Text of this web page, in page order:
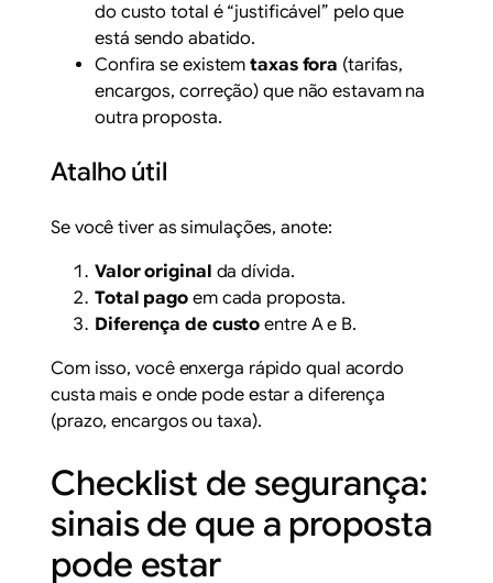
do custo total é “justificável” pelo que
está sendo abatido.
Confira se existemtaxas fora (tarifas,
encargos, correção) que não estavam na
outra proposta.
Atalho útil
Se você tiver as simulações, anote:
Valor original da dívida.
Total pago em cada proposta.
Diferença de custo entre A e B.
Com isso, você enxerga rápido qual acordo
custa mais e onde pode estar a diferença
(prazo, encargos ou taxa).
Checklist de segurança:
sinais de que a proposta
pode estar